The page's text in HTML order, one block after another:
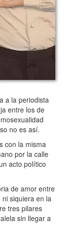
a la periodista
entre los de
no es así.
con la misma
por la calle
acto político
de amor entre
siquiera en la
tres pilares
sin llegar a